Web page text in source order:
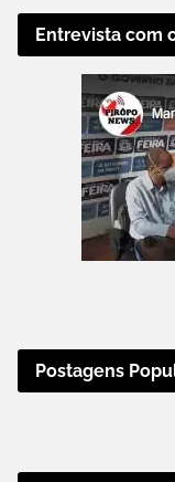
Entrevista com
Postagens